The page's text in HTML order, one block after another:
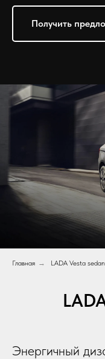
Получить
Главная → LADA Vesta sedan
Энергичный